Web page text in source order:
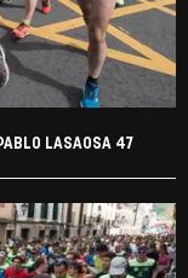
LASAOSA 47